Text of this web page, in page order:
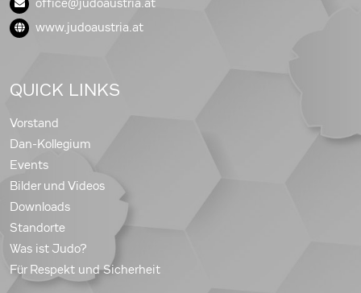
office@judoaustria.at
www.judoaustria.at
QUICK LINKS
Vorstand
Dan-Kollegium
Events
Bilder und Videos
Downloads
Standorte
Was ist Judo?
Für Respekt und Sicherheit